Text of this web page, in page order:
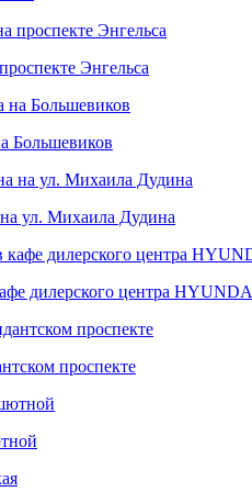
Энгельса
Большевиков
ул. Михаила Дудина
дилерского центра
проспекте